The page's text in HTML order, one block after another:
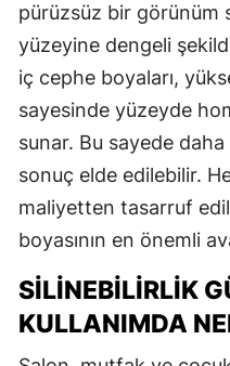
pürüzsüz bir görünüm
yüzeyine dengeli
iç cephe boyaları,
sayesinde yüzeyde
sunar. Bu sayede
sonuç elde edilebilir.
maliyetten tasarruf
boyasının en önemli
SILINEBILIRLIK
KULLANIMDA